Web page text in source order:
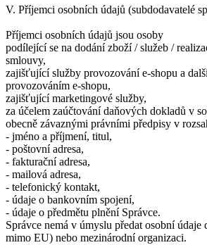
V. Příjemci osobních údajů (subdodavatelé
Příjemci osobních údajů jsou osoby
podílející se na dodání zboží / služeb /
smlouvy,
zajišťující služby provozování e-shopu a
provozováním e-shopu,
zajišťující marketingové služby,
za účelem zaúčtování daňových dokladů v
obecně závaznými právními předpisy v
- jméno a příjmení, titul,
- poštovní adresa,
- fakturační adresa,
- mailová adresa,
- telefonický kontakt,
- údaje o bankovním spojení,
- údaje o předmětu plnění Správce.
Správce nemá v úmyslu předat osobní údaje
mimo EU) nebo mezinárodní organizaci.